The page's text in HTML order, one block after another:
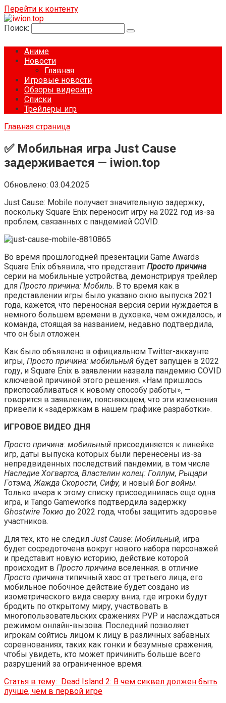
Перейти к контенту
Поиск:
Аниме
Новости
Главная
Игровые новости
Обзоры видеоигр
Списки
Трейлеры игр
Главная страница
✅ Мобильная игра Just Cause
задерживается — iwion.top
Обновлено: 03.04.2025
Just Cause: Mobile получает значительную задержку,
поскольку Square Enix переносит игру на 2022 год из-за
проблем, связанных с пандемией COVID.
Во время прошлогодней презентации Game Awards
Square Enix объявила, что представит Просто причина
серии на мобильные устройства, демонстрируя трейлер
для Просто причина: Мобиль. В то время как в
представлении игры было указано окно выпуска 2021
года, кажется, что переносная версия серии нуждается в
немного большем времени в духовке, чем ожидалось, и
команда, стоящая за названием, недавно подтвердила,
что он был отложен.
Как было объявлено в официальном Twitter-аккаунте
игры, Просто причина: мобильный будет запущен в 2022
году, и Square Enix в заявлении назвала пандемию COVID
ключевой причиной этого решения. «Нам пришлось
приспосабливаться к новому способу работы», —
говорится в заявлении, поясняющем, что эти изменения
привели к «задержкам в нашем графике разработки».
ИГРОВОЕ ВИДЕО ДНЯ
Просто причина: мобильный присоединяется к линейке
игр, даты выпуска которых были перенесены из-за
непредвиденных последствий пандемии, в том числе
Наследие Хогвартса, Властелин колец: Голлум, Рыцари
Готэма, Жажда Скорости, Сифу, и новый Бог войны.
Только вчера к этому списку присоединилась еще одна
игра, и Tango Gameworks подтвердила задержку
Ghostwire Токио до 2022 года, чтобы защитить здоровье
участников.
Для тех, кто не следил Just Cause: Мобильный, игра
будет сосредоточена вокруг нового набора персонажей
и представит новую историю, действие которой
происходит в Просто причина вселенная. в отличие
Просто причина типичный хаос от третьего лица, его
мобильное побочное действие будет создано из
изометрического вида сверху вниз, где игроки будут
бродить по открытому миру, участвовать в
многопользовательских сражениях PVP и наслаждаться
режимом онлайн-вызова. Последний позволяет
игрокам сойтись лицом к лицу в различных забавных
соревнованиях, таких как гонки и безумные сражения,
чтобы увидеть, кто может причинить больше всего
разрушений за ограниченное время.
Статья в тему: Dead Island 2: В чем сиквел должен быть
лучше, чем в первой игре